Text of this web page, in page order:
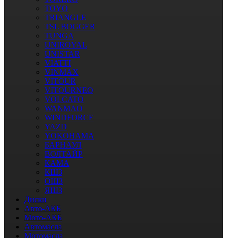
TOYO
TRIANGLE
TSL BOGGER
TUNGA
UNIROYAL
UNISTAR
VIATTI
VINMAX
VITOUR
VITOURNEO
VOLCATO
WANMAO
WINDFORCE
YAZD
YOKOHAMA
БАРНАУЛ
ВОЛТАЙР
КАМА
КШЗ
ОШЗ
ЯШЗ
Диски
Авто-АКБ
Мото-АКБ
Автомасла
Мотомасла